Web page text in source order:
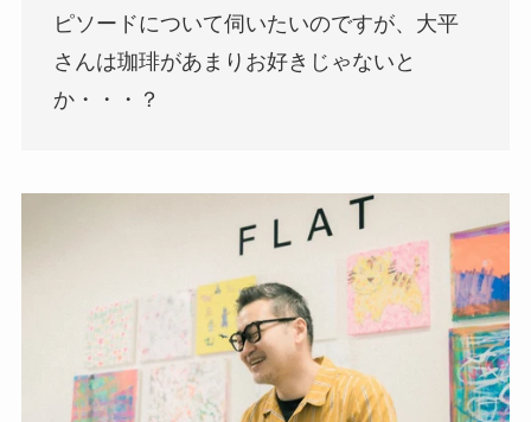
ピソードについて伺いたいのですが、大平
さんは珈琲があまりお好きじゃないと
か・・・？